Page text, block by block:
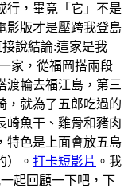
行，畢竟「它」不是
影版才是壓跨我登島
說結論:這家是我
家，從福岡搭兩段
渡輪去福江島，第三
，就為了五郎吃過的
崎魚干、雞骨和豬肉
特色是上面會放五島
）。 打卡短影片 。我
起回顧一下吧，下